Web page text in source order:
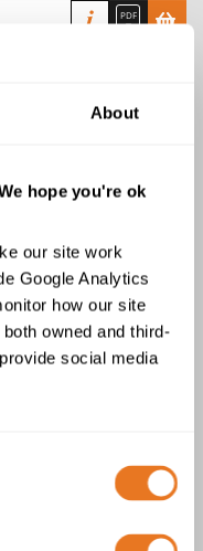
About
hope you're ok
our site work
Google Analytics
how our site
owned and third-
social media